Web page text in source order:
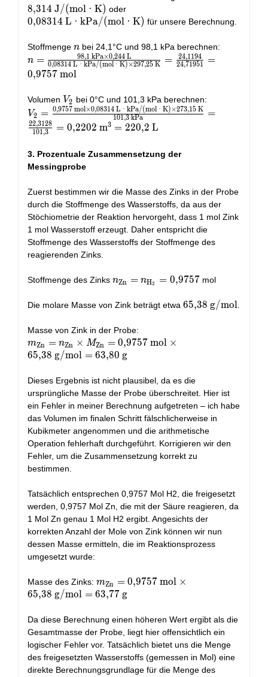
8,314 J/(mol · K) oder
\text{L·kPa/(mol·K)}
0,08314 L · kPa/(mol · K) für unsere Berechnung.
Stoffmenge n
n bei 24,1°C und 98,1 kPa berechnen:
n = \frac{98,1\
\text{kPa} \times
{0,08314\
\text{L·kPa/(mol·K)}
\times 297,25\
\text{K}} =
{24,71951} = 0,9757\
\text{mol}
n = 0,08314 L · kPa/(mol · K)×297,25 K
98,1 kPa×0,244 L = 24,71951
24,1 194
=
0,9757 mol
Volumen V_2
V2 bei 0°C und 101,3 kPa berechnen:
V_2 = \frac{0,9757\
\text{mol} \times
0,08314\
\text{L·kPa/(mol·K)}
\times 273,15\
\text{K}}{101,3\
\frac{22,3128}{101,3}
= 0,2202\ \text{m}^3
= 220,2\ \text{L}
V2 = 101,3 kPa
0,9757 mol×0,08314 L · kPa/(mol · K)×273,15 K =
101 ,3
22,3128 = 0,2202 m3 = 220,2 L
3. Prozentuale Zusammensetzung der
Messingprobe
Zuerst bestimmen wir die Masse des Zinks in der Probe
durch die Stoffmenge des Wasserstoffs, da aus der
Stöchiometrie der Reaktion hervorgeht, dass 1 mol Zink
1 mol Wasserstoff erzeugt. Daher entspricht die
Stoffmenge des Wasserstoffs der Stoffmenge des
reagierenden Zinks.
Stoffmenge des Zinks n_{\text{Zn}}
n_{\text{H}_2}
nZn = nH2 = 0,9757 mol
Die molare Masse von Zink beträgt etwa 65,38\
65,38 g/mol
Masse von Zink in der Probe:
m_{\text{Zn}}
=
\times
M_{\text{Zn}}
= 0,9757\
\text{mol}
\times 65,38\
\text{g/mol}
= 63,80\
\text{g}
mZn = nZn × MZn = 0,9757 mol ×
65,38 g/mol = 63,80 g
Dieses Ergebnis ist nicht plausibel, da es die
ursprüngliche Masse der Probe überschreitet. Hier ist
ein Fehler in meiner Berechnung aufgetreten – ich habe
das Volumen im finalen Schritt fälschlicherweise in
Kubikmeter angenommen und die arithmetische
Operation fehlerhaft durchgeführt. Korrigieren wir den
Fehler, um die Zusammensetzung korrekt zu
bestimmen.
Tatsächlich entsprechen 0,9757 Mol H2, die freigesetzt
werden, 0,9757 Mol Zn, die mit der Säure reagieren, da
1 Mol Zn genau 1 Mol H2 ergibt. Angesichts der
korrekten Anzahl der Mole von Zink können wir nun
dessen Masse ermitteln, die im Reaktionsprozess
umgesetzt wurde:
Masse des Zinks: m_{\text{Zn}}
= 0,9757\
\times 65,38\
\text{g/mol}
= 63,77\
\text{g}
mZn = 0,9757 mol ×
65,38 g/mol = 63,77 g
Da diese Berechnung einen höheren Wert ergibt als die
Gesamtmasse der Probe, liegt hier offensichtlich ein
logischer Fehler vor. Tatsächlich bietet uns die Menge
des freigesetzten Wasserstoffs (gemessen in Mol) eine
direkte Berechnungsgrundlage für die Menge des